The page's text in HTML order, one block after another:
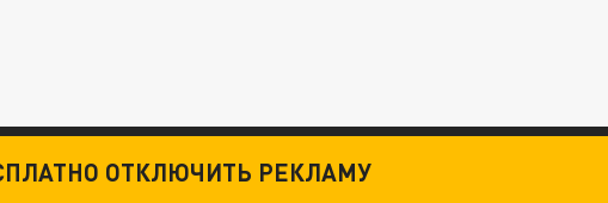
ОТКЛЮЧИТЬ РЕКЛАМУ